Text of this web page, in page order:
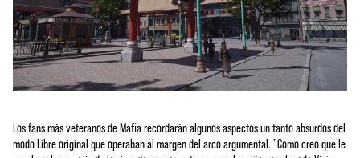
Los fans más veteranos de Mafia recordarán algunos aspectos un tanto absurdos del
modo Libre original que operaban al margen del arco argumental. "Como creo que le